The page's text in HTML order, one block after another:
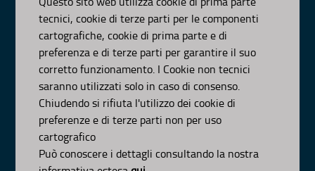
tecnici, cookie di terze parti per le componenti
cartografiche, cookie di prima parte e di
preferenza e di terze parti per garantire il suo
corretto funzionamento. I Cookie non tecnici
saranno utilizzati solo in caso di consenso.
Chiudendo si rifiuta l'utilizzo dei cookie di
preferenze e di terze parti non per uso
cartografico
Può conoscere i dettagli consultando la nostra
scrivici:email-pec
© Regione Puglia
Organizzazione
Pianificazione
Programmazione
APPROFONDIMENTI
Osservazioni CNAPI